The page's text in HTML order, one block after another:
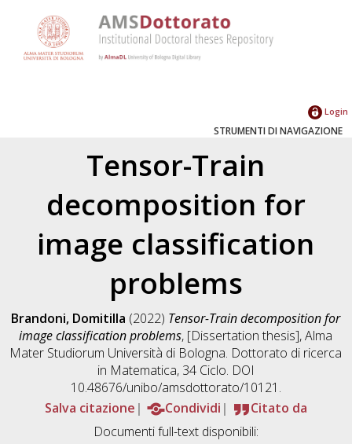
Login
STRUMENTI DI NAVIGAZIONE
Tensor-Train
decomposition for
image classification
problems
Brandoni, Domitilla (2022) Tensor-Train decomposition for
image classification problems, [Dissertation thesis], Alma
Mater Studiorum Università di Bologna. Dottorato di ricerca
in Matematica, 34 Ciclo. DOI
10.48676/unibo/amsdottorato/10121.
Salva citazione
Condividi
Citato da
Documenti full-text disponibili: